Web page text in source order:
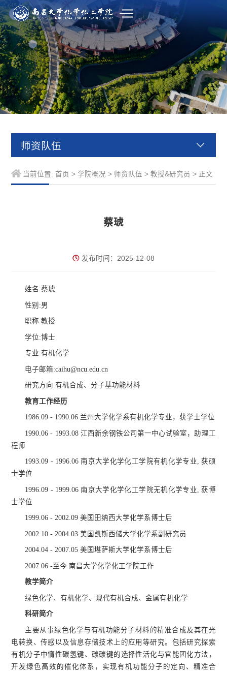
师资队伍
当前位置: 首页 > 学院概况 > 师资队伍 > 教授&研究员 > 正文
蔡琥
发布时间：2025-12-08
姓名:蔡琥
性别:男
职称:教授
学位:博士
专业:有机化学
电子邮箱:caihu@ncu.edu.cn
研究方向:有机合成、分子基功能材料
教育工作经历
1986.09 - 1990.06 兰州大学化学系有机化学专业，获学士学位
1990.06 - 1993.08 江西新余钢铁公司第一中心试验室，助理工
程师
1993.09 - 1996.06 南京大学化学化工学院有机化学专业, 获硕
士学位
1996.09 - 1999.06 南京大学化学化工学院无机化学专业, 获博
士学位
1999.06 - 2002.09 美国田纳西大学化学系博士后
2002.10 - 2004.03 美国凯斯西储大学化学系副研究员
2004.04 - 2007.05 美国堪萨斯大学化学系博士后
2007.06 -至今 南昌大学化学化工学院工作
教学简介
绿色化学、有机化学、现代有机合成、金属有机化学
科研简介
主要从事绿色化学与有机功能分子材料的精准合成及其在光
电转换、传感以及信息存储技术上的应用等研究。包括研究探索
有机分子中惰性碳氢键、碳碳键的选择性活化与官能团化方法，
开发绿色高效的催化体系，实现有机功能分子的定向、精准合